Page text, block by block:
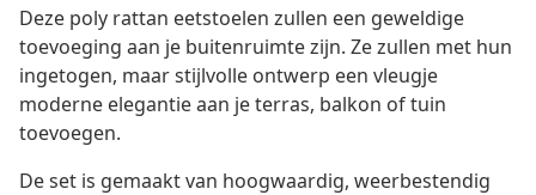
Deze poly rattan eetstoelen zullen een geweldige
toevoeging aan je buitenruimte zijn. Ze zullen met hun
ingetogen, maar stijlvolle ontwerp een vleugje
moderne elegantie aan je terras, balkon of tuin
toevoegen.
De set is gemaakt van hoogwaardig, weerbestendig